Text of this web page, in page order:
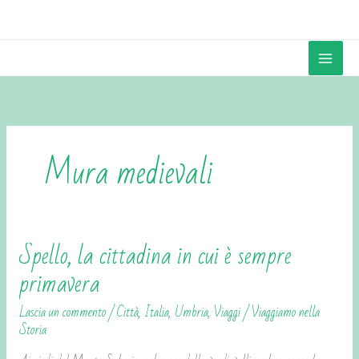
Mura medievali
Spello, la cittadina in cui è sempre
primavera
Lascia un commento/Città, Italia, Umbria, Viaggi/Viaggiamo nella
Storia
Spello,
cittadina
in
cui